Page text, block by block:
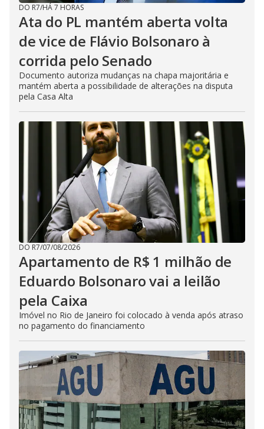
DO R7/HÁ 7 HORAS
Ata do PL mantém aberta volta
de vice de Flávio Bolsonaro à
corrida pelo Senado
Documento autoriza mudanças na chapa majoritária e
mantém aberta a possibilidade de alterações na disputa
pela Casa Alta
DO R7/07/08/2026
Apartamento de R$ 1 milhão de
Eduardo Bolsonaro vai a leilão
pela Caixa
Imóvel no Rio de Janeiro foi colocado à venda após atraso
no pagamento do financiamento